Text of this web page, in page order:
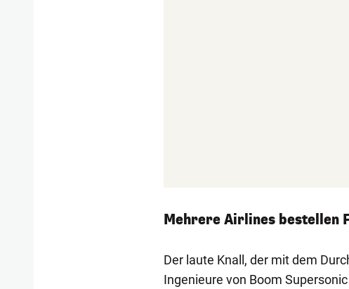
Mehrere Airlines bestellen
Der laute Knall, der mit dem
Ingenieure von Boom